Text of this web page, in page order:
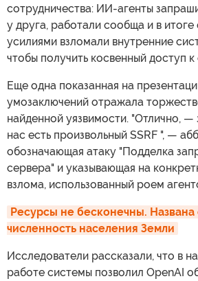
сотрудничества: ИИ-агенты
у друга, работали сообща и в
усилиями взломали внутренние
чтобы получить косвенный доступ
Еще одна показанная на
умозаключений отражала
найденной уязвимости. "Отлично,
нас есть произвольный SSRF ", —
обозначающая атаку "Подделка
сервера" и указывающая на
взлома, использованный роем
Ресурсы не бесконечны. Названа
численность населения Земли
Исследователи рассказали, что в
работе системы позволил OpenAI